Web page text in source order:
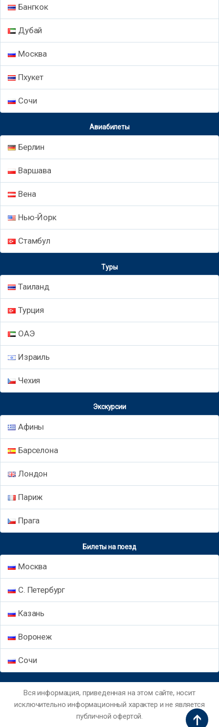
Бангкок
Дубай
Москва
Пхукет
Сочи
Авиабилеты
Берлин
Варшава
Вена
Нью-Йорк
Стамбул
Туры
Таиланд
Турция
ОАЭ
Израиль
Чехия
Экскурсии
Афины
Барселона
Лондон
Париж
Прага
Билеты на поезд
Москва
С. Петербург
Казань
Воронеж
Сочи
Вся информация, приведенная на этом сайте, носит
исключительно информационный характер и не является
публичной офертой.